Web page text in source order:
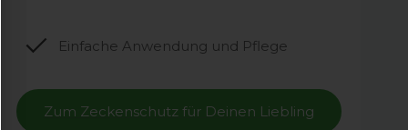
Einfache Anwendung und Pflege
Zum Zeckenschutz für Deinen Liebling